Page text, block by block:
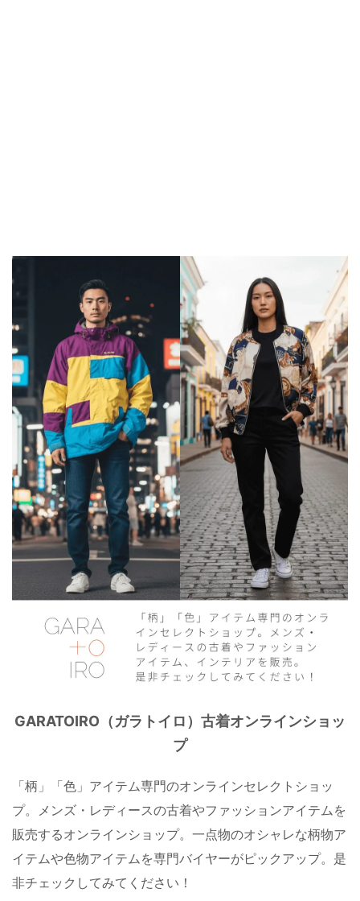
GARATOIRO（ガラトイロ）古着オンラインショッ
プ
「柄」「色」アイテム専門のオンラインセレクトショッ
プ。メンズ・レディースの古着やファッションアイテムを
販売するオンラインショップ。一点物のオシャレな柄物ア
イテムや色物アイテムを専門バイヤーがピックアップ。是
非チェックしてみてください！